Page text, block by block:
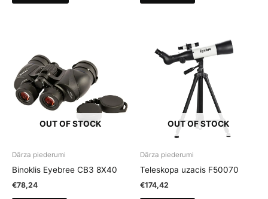
OUT OF STOCK
Dārza piederumi
Binoklis Eyebree CB3 8X40
€78,24
OUT OF STOCK
Dārza piederumi
Teleskopa uzacis F50070
€174,42